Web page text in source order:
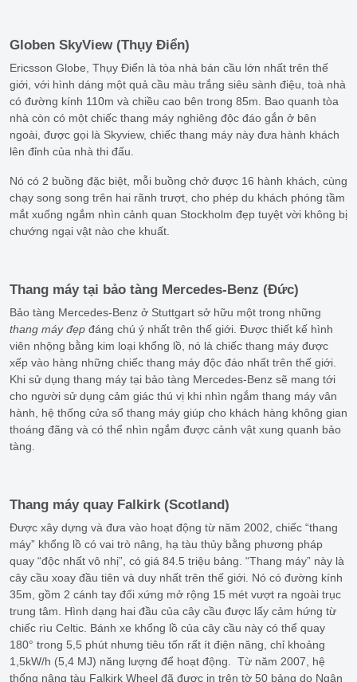
Globen SkyView (Thụy Điển)
Ericsson Globe, Thụy Điển là tòa nhà bán cầu lớn nhất trên thế
giới, với hình dáng một quả cầu màu trắng siêu sành điệu, toà nhà
có đường kính 110m và chiều cao bên trong 85m. Bao quanh tòa
nhà còn có một chiếc thang máy nghiêng độc đáo gắn ở bên
ngoài, được gọi là Skyview, chiếc thang máy này đưa hành khách
lên đỉnh của nhà thi đấu.
Nó có 2 buồng đặc biệt, mỗi buồng chở được 16 hành khách, cùng
chạy song song trên hai rãnh trượt, cho phép du khách phóng tầm
mắt xuống ngắm nhìn cảnh quan Stockholm đẹp tuyệt vời không bị
chướng ngại vật nào che khuất.
Thang máy tại bảo tàng Mercedes-Benz (Đức)
Bảo tàng Mercedes-Benz ở Stuttgart sở hữu một trong những
thang máy đẹp đáng chú ý nhất trên thế giới. Được thiết kế hình
viên nhộng bằng kim loại khổng lồ, nó là chiếc thang máy được
xếp vào hàng những chiếc thang máy độc đáo nhất trên thế giới.
Khi sử dụng thang máy tại bảo tàng Mercedes-Benz sẽ mang tới
cho người sử dụng cảm giác thú vị khi nhìn ngắm thang máy vân
hành, hệ thống cửa sổ thang máy giúp cho khách hàng không gian
thoáng đãng và có thể nhìn ngắm được cảnh vật xung quanh bảo
tàng.
Thang máy quay Falkirk (Scotland)
Được xây dựng và đưa vào hoạt động từ năm 2002, chiếc “thang
máy” khổng lồ có vai trò nâng, hạ tàu thủy bằng phương pháp
quay “độc nhất vô nhị”, có giá 84.5 triệu bảng. “Thang máy” này là
cây cầu xoay đầu tiên và duy nhất trên thế giới. Nó có đường kính
35m, gồm 2 cánh tay đối xứng mở rộng 15 mét vượt ra ngoài trục
trung tâm. Hình dạng hai đầu của cây cầu được lấy cảm hứng từ
chiếc rìu Celtic. Bánh xe khổng lồ của cây cầu này có thể quay
180° trong 5,5 phút nhưng tiêu tốn rất ít điện năng, chỉ khoảng
1,5kW/h (5,4 MJ) năng lượng để hoạt động. Từ năm 2007, hệ
thống nâng tàu Falkirk Wheel đã được in trên tờ 50 bảng do Ngân